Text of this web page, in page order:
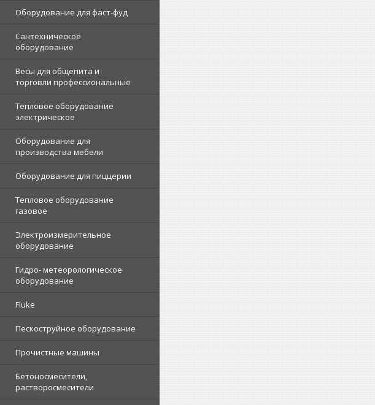
Оборудование для фаст-фуд
Сантехническое
оборудование
Весы для общепита и
торговли профессиональные
Тепловое оборудование
электрическое
Оборудование для
производства мебели
Оборудование для пиццерии
Тепловое оборудование
газовое
Электроизмерительное
оборудование
Гидро- метеорологическое
оборудование
Fluke
Пескоструйное оборудование
Прочистные машины
Бетоносмесители,
растворосмесители